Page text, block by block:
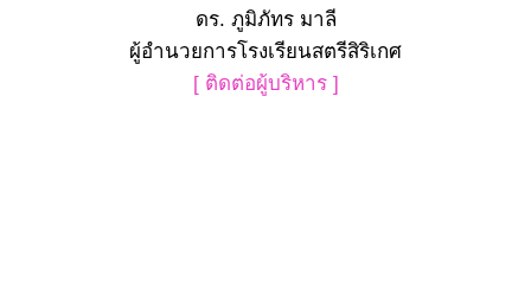
ดร. ภูมิภัทร มาลี
ผู้อำนวยการโรงเรียนสตรีสิริเกศ
[ ติดต่อผู้บริหาร ]